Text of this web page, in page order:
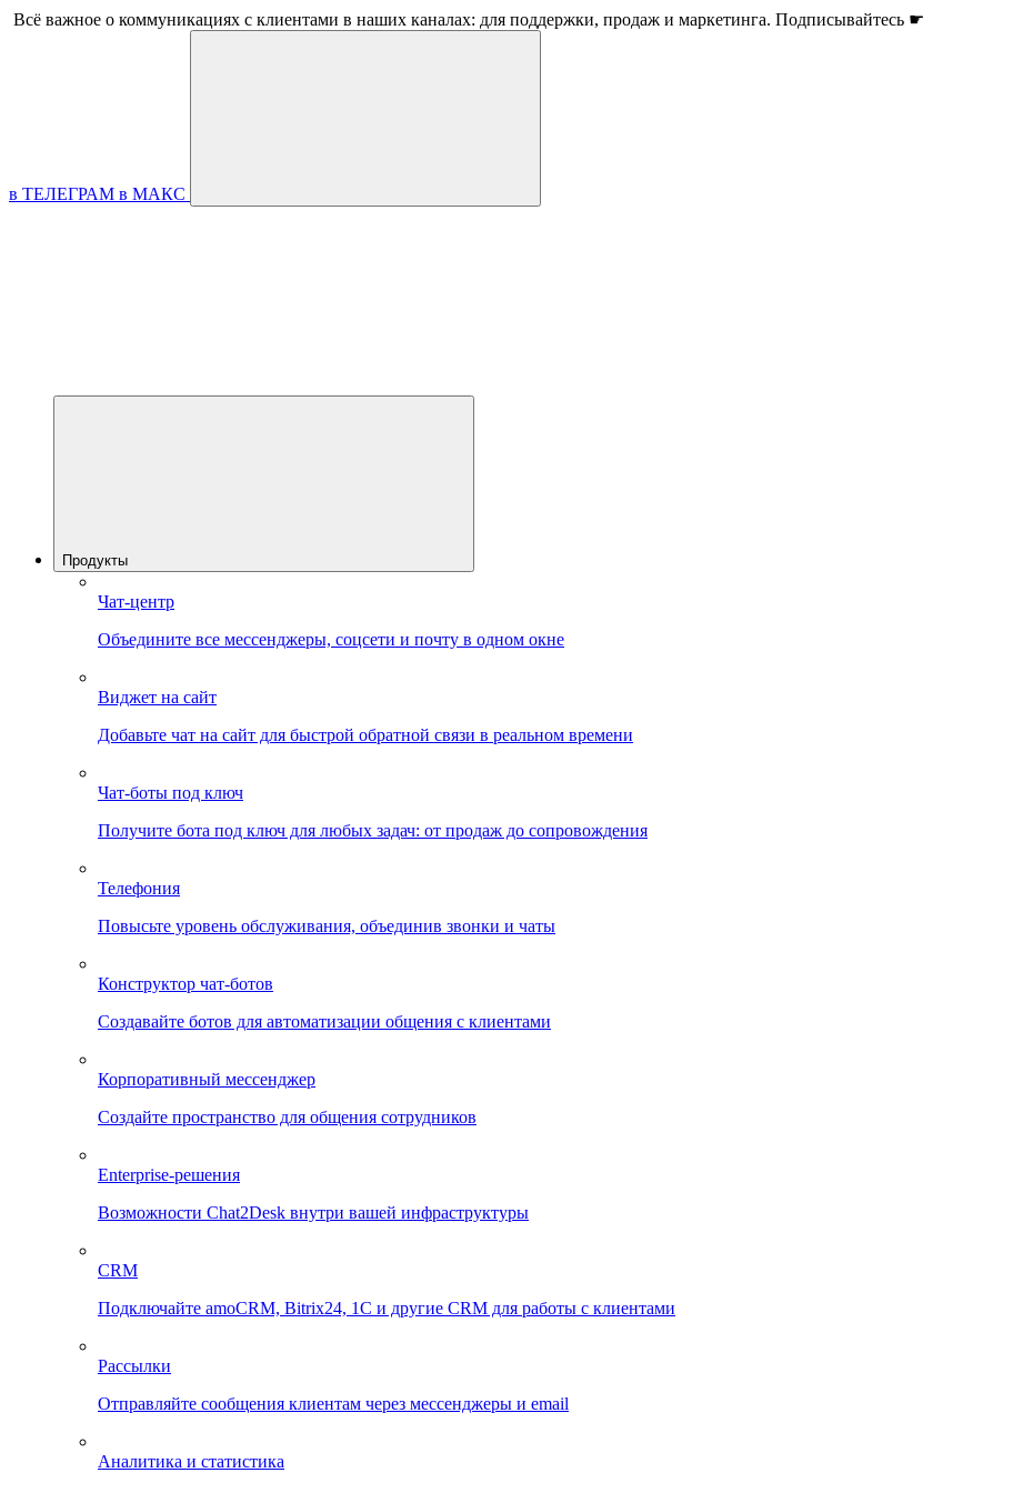
Всё важное о коммуникациях с клиентами в наших каналах: для поддержки, продаж и маркетинга. Подписывайтесь ☛
в ТЕЛЕГРАМ в МАКС
Продукты
Чат-центр
Объедините все мессенджеры, соцсети и почту в одном окне
Виджет на сайт
Добавьте чат на сайт для быстрой обратной связи в реальном времени
Чат-боты под ключ
Получите бота под ключ для любых задач: от продаж до сопровождения
Телефония
Повысьте уровень обслуживания, объединив звонки и чаты
Конструктор чат-ботов
Создавайте ботов для автоматизации общения с клиентами
Корпоративный мессенджер
Создайте пространство для общения сотрудников
Enterprise-решения
Возможности Chat2Desk внутри вашей инфраструктуры
CRM
Подключайте amoCRM, Bitrix24, 1C и другие CRM для работы с клиентами
Рассылки
Отправляйте сообщения клиентам через мессенджеры и email
Аналитика и статистика